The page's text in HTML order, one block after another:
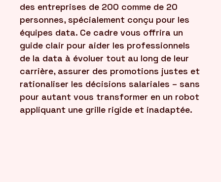
des entreprises de 200 comme de 20
personnes, spécialement conçu pour les
équipes data. Ce cadre vous offrira un
guide clair pour aider les professionnels
de la data à évoluer tout au long de leur
carrière, assurer des promotions justes et
rationaliser les décisions salariales – sans
pour autant vous transformer en un robot
appliquant une grille rigide et inadaptée.